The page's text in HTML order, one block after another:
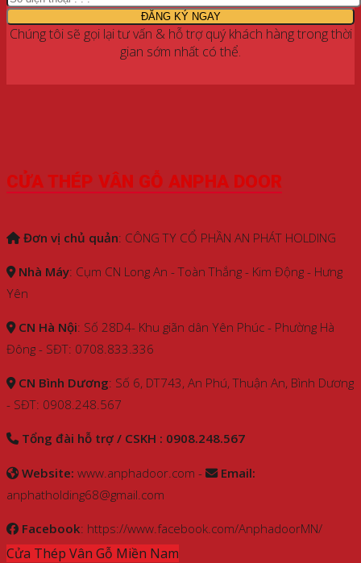
Chúng tôi sẽ gọi lại tư vấn & hỗ trợ quý khách hàng trong thời
gian sớm nhất có thể.
CỬA THÉP VÂN GỖ ANPHA DOOR
Đơn vị chủ quản: CÔNG TY CỔ PHẦN AN PHÁT HOLDING
Nhà Máy: Cụm CN Long An - Toàn Thắng - Kim Động - Hưng
Yên
CN Hà Nội: Số 28D4- Khu giãn dân Yên Phúc - Phường Hà
Đông - SĐT: 0708.833.336
CN Bình Dương: Số 6, DT743, An Phú, Thuận An, Bình Dương
- SĐT: 0908.248.567
Tổng đài hỗ trợ / CSKH : 0908.248.567
Website: www.anphadoor.com -
Email:
anphatholding68@gmail.com
Facebook: https://www.facebook.com/AnphadoorMN/
Cửa Thép Vân Gỗ Miền Nam